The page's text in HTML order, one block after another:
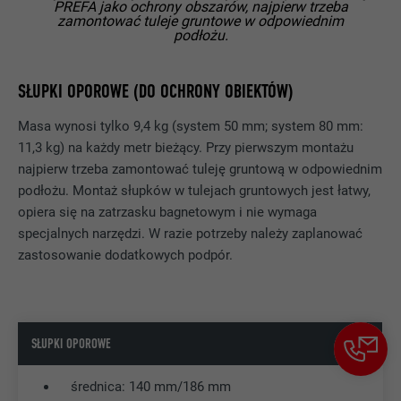
SŁUPKI OPOROWE (DO OCHRONY OBIEKTÓW)
Masa wynosi tylko 9,4 kg (system 50 mm; system 80 mm:
11,3 kg) na każdy metr bieżący. Przy pierwszym montażu
najpierw trzeba zamontować tuleję gruntową w odpowiednim
podłożu. Montaż słupków w tulejach gruntowych jest łatwy,
opiera się na zatrzasku bagnetowym i nie wymaga
specjalnych narzędzi. W razie potrzeby należy zaplanować
zastosowanie dodatkowych podpór.
PREFA jako ochrony obszarów, najpierw trzeba
zamontować tuleje gruntowe w odpowiednim
podłożu.
SŁUPKI OPOROWE
średnica: 140 mm/186 mm
Jest stosowany testowo do sprawdzenia,
identyfikacyjnych.